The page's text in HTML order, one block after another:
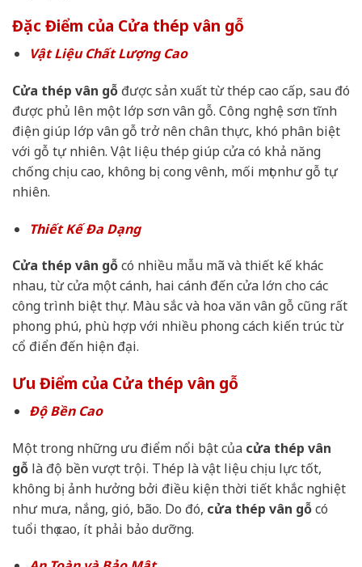
Đặc Điểm của Cửa thép vân gỗ
Vật Liệu Chất Lượng Cao
Cửa thép vân gỗ được sản xuất từ thép cao cấp, sau đó
được phủ lên một lớp sơn vân gỗ. Công nghệ sơn tĩnh
điện giúp lớp vân gỗ trở nên chân thực, khó phân biệt
với gỗ tự nhiên. Vật liệu thép giúp cửa có khả năng
chống chịu cao, không bị cong vênh, mối mọt như gỗ tự
nhiên.
Thiết Kế Đa Dạng
Cửa thép vân gỗcó nhiều mẫu mã và thiết kế khác
nhau, từ cửa một cánh, hai cánh đến cửa lớn cho các
công trình biệt thự. Màu sắc và hoa văn vân gỗ cũng rất
phong phú, phù hợp với nhiều phong cách kiến trúc từ
cổ điển đến hiện đại.
Ưu Điểm của Cửa thép vân gỗ
Độ Bền Cao
Một trong những ưu điểm nổi bật của cửa thép vân
gỗ là độ bền vượt trội. Thép là vật liệu chịu lực tốt,
không bị ảnh hưởng bởi điều kiện thời tiết khắc nghiệt
như mưa, nắng, gió, bão. Do đó, cửa thép vân gỗcó
tuổi thọ cao, ít phải bảo dưỡng.